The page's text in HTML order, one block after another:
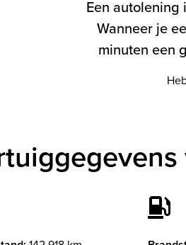
Een
Wanneer je
minuten een